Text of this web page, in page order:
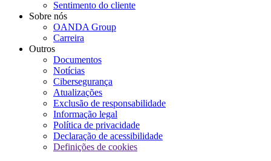
Sentimento do cliente
Sobre nós
OANDA Group
Carreira
Outros
Documentos
Notícias
Cibersegurança
Atualizações
Exclusão de responsabilidade
Informação legal
Política de privacidade
Declaração de acessibilidade
Definições de cookies